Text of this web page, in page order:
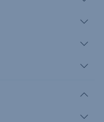
hogy
nem